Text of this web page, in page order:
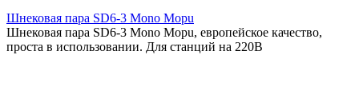
Шнековая пара SD6-3 Mono Mopu
Шнековая пара SD6-3 Mono Mopu, европейское качество,
проста в использовании. Для станций на 220В